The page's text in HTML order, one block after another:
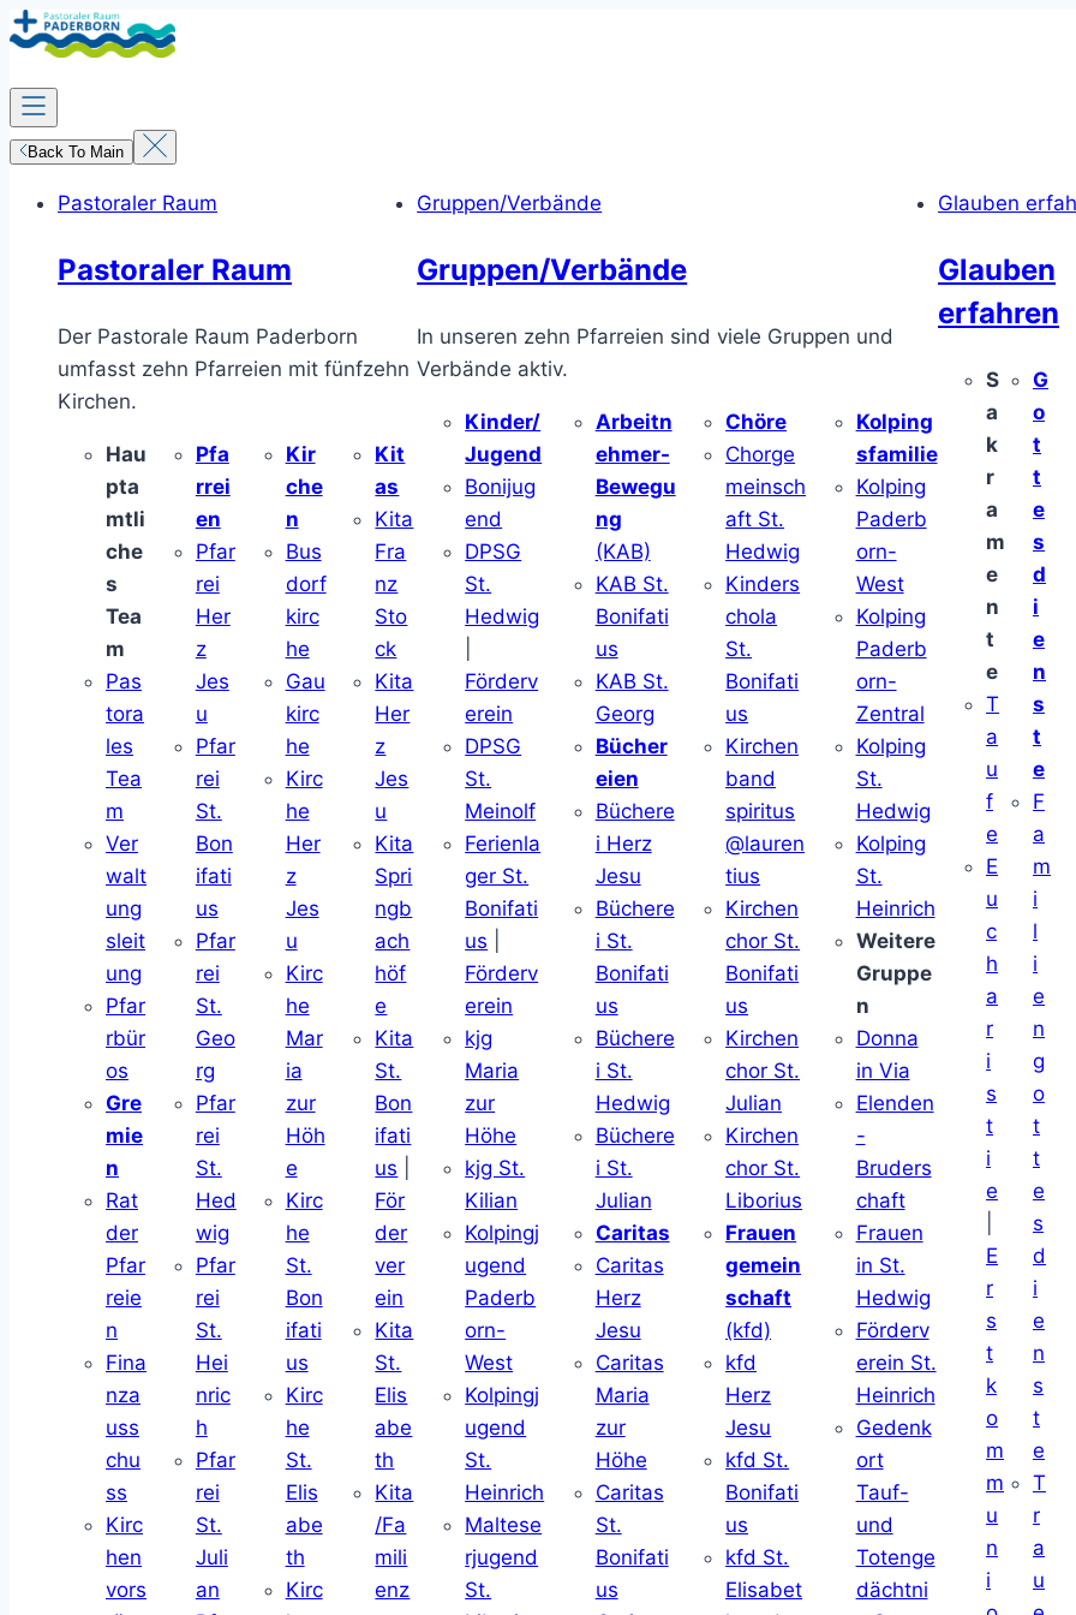
Zum
Inhalt
springen
Back To Main
Pastoraler Raum
Pastoraler Raum
Der Pastorale Raum Paderborn
umfasst zehn Pfarreien mit fünfzehn
Kirchen.
Hau
pta
mtli
che
s
Tea
m
Pas
tora
les
Tea
m
Ver
walt
ung
sleit
ung
Pfar
rbür
os
Gre
mie
n
Rat
der
Pfar
reie
n
Fina
nza
uss
chu
ss
Kirc
hen
vors
Pfa
rrei
en
Pfar
rei
Her
z
Jes
u
Pfar
rei
St.
Bon
ifati
us
Pfar
rei
St.
Geo
rg
Pfar
rei
St.
Hed
wig
Pfar
rei
St.
Hei
nric
h
Pfar
rei
St.
Juli
an
Kir
che
n
Bus
dorf
kirc
he
Gau
kirc
he
Kirc
he
Her
z
Jes
u
Kirc
he
Mar
ia
zur
Höh
e
Kirc
he
St.
Bon
ifati
us
Kirc
he
St.
Elis
abe
th
Kirc
Kit
as
Kita
Fra
nz
Sto
ck
Kita
Her
z
Jes
u
Kita
Spri
ngb
ach
höf
e
Kita
St.
Bon
ifati
us
För
der
ver
ein
Kita
St.
Elis
abe
th
Kita
/Fa
mili
enz
Gruppen/Verbände
Gruppen/Verbände
In unseren zehn Pfarreien sind viele Gruppen und
Verbände aktiv.
Kinder/
Jugend
Bonijug
end
DPSG
St.
Hedwig
Förderv
erein
DPSG
St.
Meinolf
Ferienla
ger St.
Bonifati
us
Förderv
erein
kjg
Maria
zur
Höhe
kjg St.
Kilian
Kolpingj
ugend
Paderb
orn-
West
Kolpingj
ugend
St.
Heinrich
Maltese
rjugend
St.
Arbeitn
ehmer-
Bewegu
ng
(KAB)
KAB St.
Bonifati
us
KAB St.
Georg
Bücher
eien
Büchere
i Herz
Jesu
Büchere
i St.
Bonifati
us
Büchere
i St.
Hedwig
Büchere
i St.
Julian
Caritas
Caritas
Herz
Jesu
Caritas
Maria
zur
Höhe
Caritas
St.
Bonifati
us
Chöre
Chorge
meinsch
aft St.
Hedwig
Kinders
chola
St.
Bonifati
us
Kirchen
band
spiritus
@lauren
tius
Kirchen
chor St.
Bonifati
us
Kirchen
chor St.
Julian
Kirchen
chor St.
Liborius
Frauen
gemein
schaft
(kfd)
kfd
Herz
Jesu
kfd St.
Bonifati
us
kfd St.
Elisabet
Kolping
sfamilie
Kolping
Paderb
orn-
West
Kolping
Paderb
orn-
Zentral
Kolping
St.
Hedwig
Kolping
St.
Heinrich
Weitere
Gruppe
n
Donna
in Via
Elenden
-
Bruders
chaft
Frauen
in St.
Hedwig
Förderv
erein St.
Heinrich
Gedenk
ort
Tauf-
und
Totenge
dächtni
Glauben
Glauben
erfahren
S
a
k
r
a
m
e
n
t
e
T
a
u
f
e
E
u
c
h
a
r
i
s
t
i
e
E
r
s
t
k
o
m
m
u
n
i
G
o
t
t
e
s
d
i
e
n
s
t
e
F
a
m
i
l
i
e
n
g
o
t
t
e
s
d
i
e
n
s
t
e
T
r
a
u